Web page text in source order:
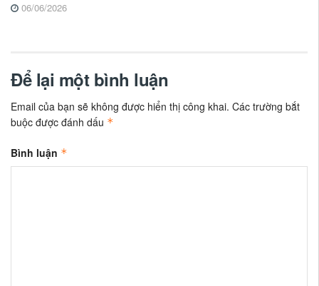
06/06/2026
Để lại một bình luận
Email của bạn sẽ không được hiển thị công khai. Các trường bắt
buộc được đánh dấu *
Bình luận *